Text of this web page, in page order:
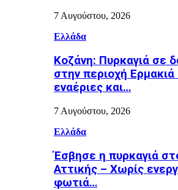
7 Αυγούστου, 2026
Ελλάδα
Κοζάνη: Πυρκαγιά σε
στην περιοχή Ερμακιά
εναέριες και…
7 Αυγούστου, 2026
Ελλάδα
Έσβησε η πυρκαγιά
Αττικής – Χωρίς
φωτιά…